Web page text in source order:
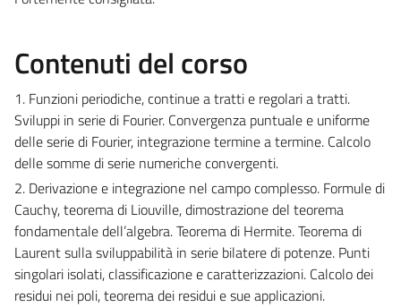
Contenuti del corso
1. Funzioni periodiche, continue a tratti e regolari a tratti.
Sviluppi in serie di Fourier. Convergenza puntuale e uniforme
delle serie di Fourier, integrazione termine a termine. Calcolo
delle somme di serie numeriche convergenti.
2. Derivazione e integrazione nel campo complesso. Formule di
Cauchy, teorema di Liouville, dimostrazione del teorema
fondamentale dell’algebra. Teorema di Hermite. Teorema di
Laurent sulla sviluppabilità in serie bilatere di potenze. Punti
singolari isolati, classificazione e caratterizzazioni. Calcolo dei
residui nei poli, teorema dei residui e sue applicazioni.